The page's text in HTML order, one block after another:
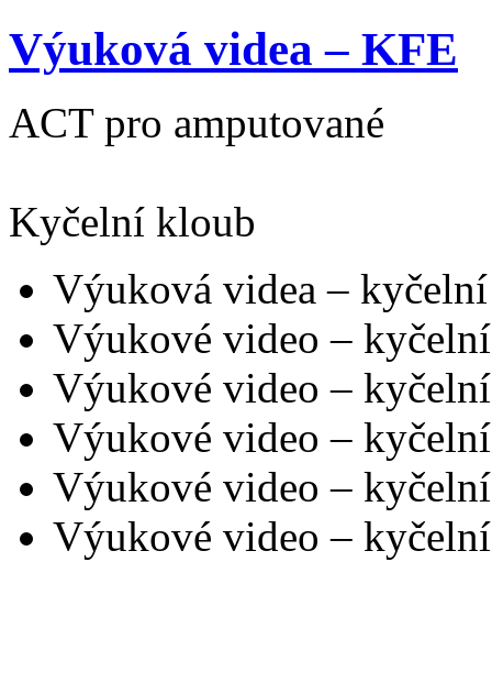
Výuková videa – KFE
ACT pro amputované
Kyčelní kloub
Výuková videa –
Výukové video –
Výukové video –
Výukové video –
Výukové video –
Výukové video –